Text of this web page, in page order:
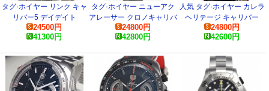
タグ·ホイヤー リンク キャ
リバー5 デイデイト
WJF2011.BA0592 コピー
時計
24500円
41300円
タグ·ホイヤー ニューアク
アレーサー クロノキャリバ
ーＳ CAF7011.BA0815 コ
ピー 時計
24800円
42800円
人気 タグ·ホイヤー カレラ
ヘリテージ キャリバー
WAS2111.FC6293 腕時計
24800円
42600円